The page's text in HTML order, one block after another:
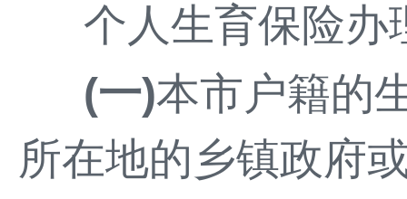
个人生育保险办
(一)本市户籍的
所在地的乡镇政府